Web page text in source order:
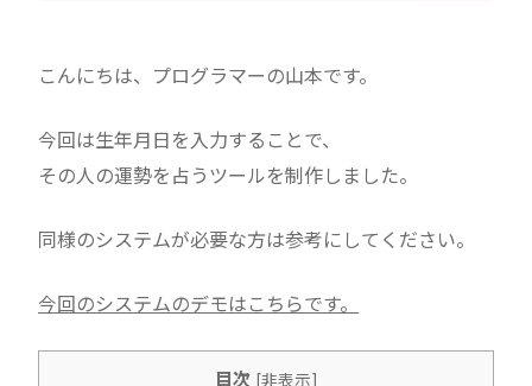
こんにちは、プログラマーの山本です。
今回は生年月日を入力することで、
その人の運勢を占うツールを制作しました。
同様のシステムが必要な方は参考にしてください。
今回のシステムのデモはこちらです。
目次 [非表示]